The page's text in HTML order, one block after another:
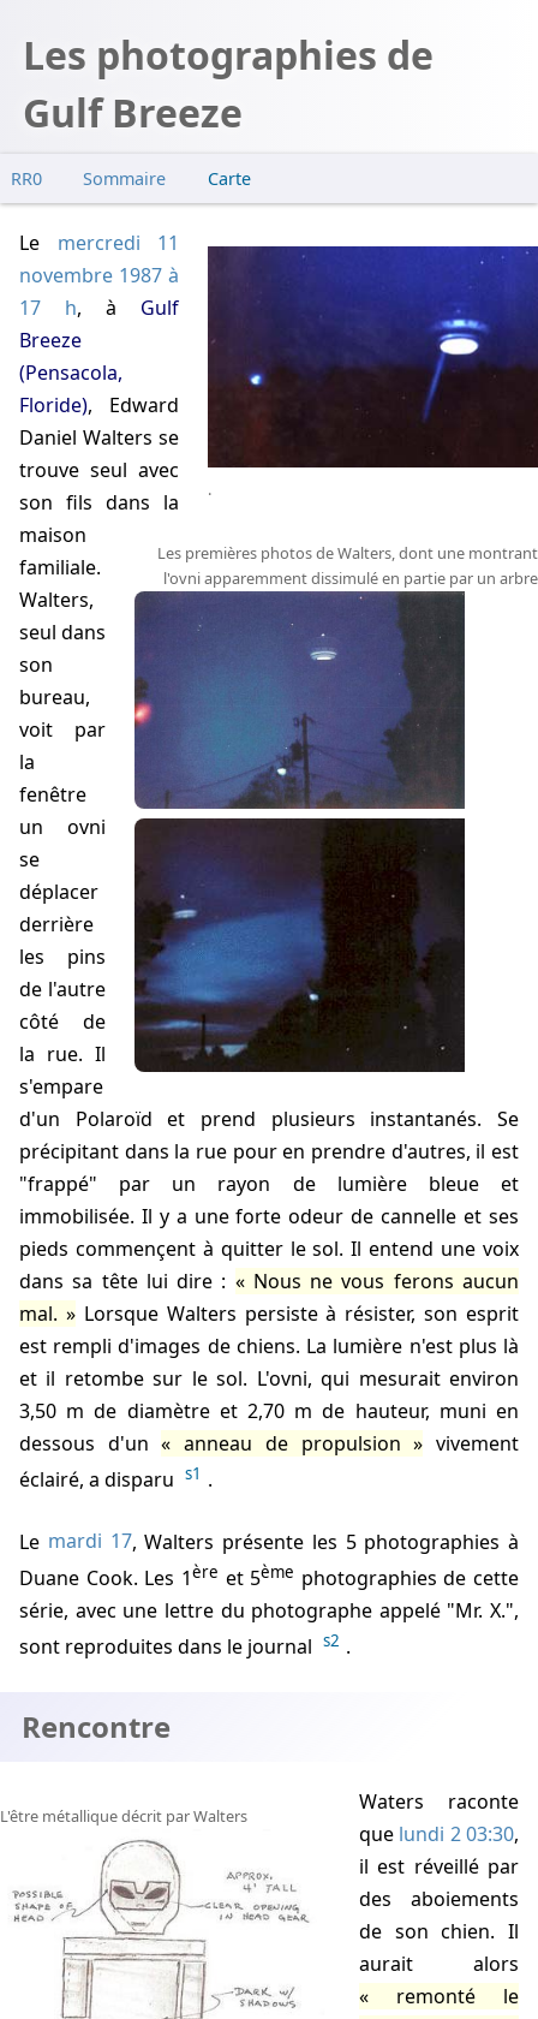
Les photographies de
Gulf Breeze
RR0 Sommaire
Rencontre
Le "cliché de la route"
Premiers doutes
Un ado complice
MUFON
Avion et ovni
Carte
.
Les premières photos de Walters, dont une montrant
l'ovni apparemment dissimulé en partie par un arbre
Le mercredi 11
novembre 1987 à
17 h, à Gulf
Breeze
(Pensacola,
Floride), Edward
Daniel Walters se
trouve seul avec
son fils dans la
maison
familiale.
Walters,
seul dans
son
bureau,
voit par
la
fenêtre
un ovni
se
déplacer
derrière
les pins
de l'autre
côté de
la rue. Il
s'empare
d'un Polaroïd et prend plusieurs instantanés. Se
précipitant dans la rue pour en prendre d'autres, il est
"frappé" par un rayon de lumière bleue et
immobilisée. Il y a une forte odeur de cannelle et ses
pieds commençent à quitter le sol. Il entend une voix
dans sa tête lui dire :
Nous ne vous ferons aucun
mal.
Lorsque Walters persiste à résister, son esprit
est rempli d'images de chiens. La lumière n'est plus là
et il retombe sur le sol. L'ovni, qui mesurait environ
3,50 m de diamètre et 2,70 m de hauteur, muni en
dessous d'un
anneau de propulsion
vivement
éclairé, a disparu s1 .
Le mardi 17,Walters présente les 5 photographies à
Duane Cook. Les 1ère et 5ème photographies de cette
série, avec une lettre du photographe appelé "Mr. X.",
sont reproduites dans le journal s2 .
Rencontre
L'être métallique décrit par Walters
Waters raconte
que lundi 2 03:30,
il est réveillé par
des aboiements
de son chien. Il
aurait alors
remonté le